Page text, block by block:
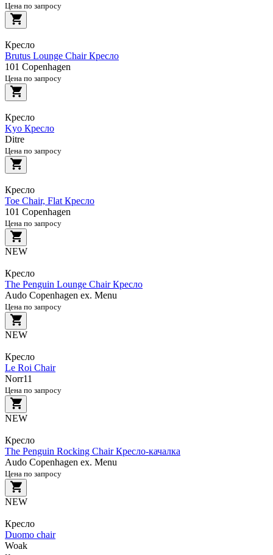
Цена по запросу
Кресло
Brutus Lounge Chair Кресло
101 Copenhagen
Цена по запросу
Кресло
Kyo Кресло
Ditre
Цена по запросу
Кресло
Toe Chair, Flat Кресло
101 Copenhagen
Цена по запросу
NEW
Кресло
The Penguin Lounge Chair Кресло
Audo Copenhagen ex. Menu
Цена по запросу
NEW
Кресло
Le Roi Chair
Norr11
Цена по запросу
NEW
Кресло
The Penguin Rocking Chair Кресло-качалка
Audo Copenhagen ex. Menu
Цена по запросу
NEW
Кресло
Duomo chair
Woak